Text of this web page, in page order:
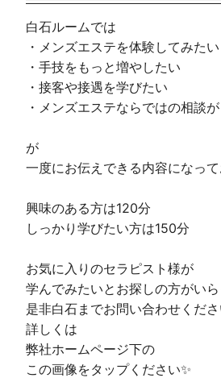
白石ルームでは
・メンズエステを体験してみたい
・手技をもっと増やしたい
・接客や接遇を学びたい
・メンズエステならではの相談
が
一度にお伝えできる内容になって
興味のある方は120分
しっかり学びたい方は150分
お気に入りのセラピスト様が
学んでみたいとお探しの方がい
是非白石までお問い合わせくだ
詳しくは
弊社ホームページ下の
この画像をタップください✨